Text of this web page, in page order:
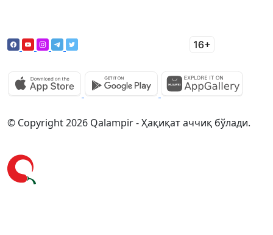
© Copyright 2026 Qalampir - Ҳақиқат аччиқ бўлади.